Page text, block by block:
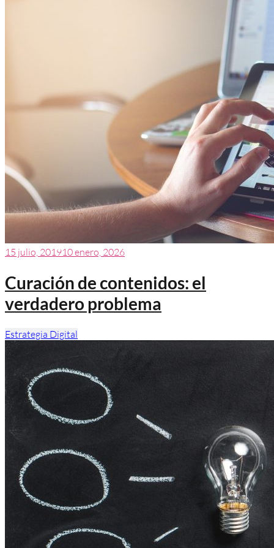
15 julio, 201910 enero, 2026
Curación de contenidos: el
verdadero problema
Estrategia Digital